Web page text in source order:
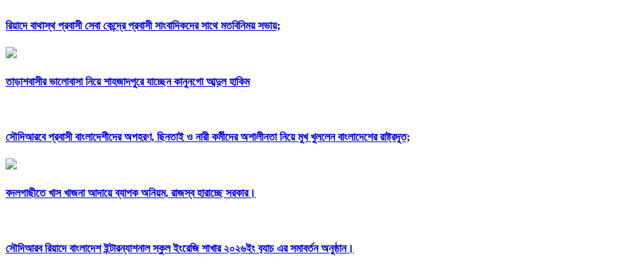
রিয়াদে বাথাস্থ প্রবাসী সেবা কেন্দ্রে প্রবাসী সাংবাদিকদের সাথে মতবিনিময় সভায়;
তাড়াশবাসীর ভালোবাসা নিয়ে শাহজাদপুরে যাচ্ছেন কানুনগো আব্দুল হাকিম
সৌদিআরবে প্রবাসী বাংলাদেশীদের অপহরণ, ছিনতাই ও নারী কর্মীদের অশালীনতা নিয়ে মুখ খুললেন বাংলাদেশের রাষ্ট্রদূত;
বদলগাছীতে খাস খাজনা আদায়ে ব্যাপক অনিয়ম, রাজস্ব হারাচ্ছে সরকার।
সৌদিআরব রিয়াদে বাংলাদেশ ইন্টারন্যাশনাল স্কুল ইংরেজি শাখার ২০২৬ইং ব‍্যাচ এর সমাবর্তন অনুষ্ঠান।